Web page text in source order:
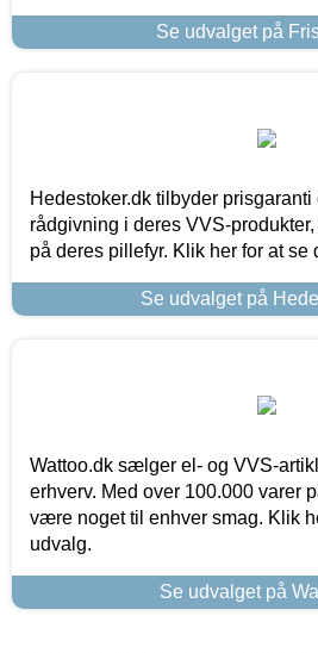
Se udvalget på
Hedestoker.dk tilbyder prisgaranti
rådgivning i deres VVS-
på deres pillefyr. Klik her for at se
Se udvalget på
Wattoo.dk sælger el- og VVS-
erhverv. Med over 100.000 varer
være noget til enhver smag. Klik
udvalg.
Se udvalget på